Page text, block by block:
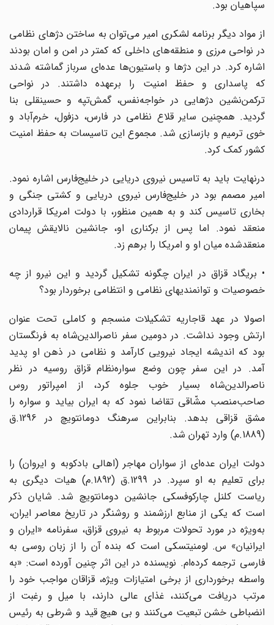
سپاهیان بود.
از مواد دیگر برنامه لشکری امیر می‌توان به ساختن دژهای نظامی
در نواحی مرزی و منطقه‌های داخلی که کمتر در امن و امان بودند
اشاره کرد. در این دژها و باستیون‌ها عده‌ای سرباز گماشته شدند
که پاسداری و حفظ امنیت را برعهده داشتند. در نواحی
ترکمن‌نشین دژهایی در خواجه‌نفس، گمش‌تپه و حسینقلی‌ بنا
گردید. همچنین سایر قلاع نظامی در فارس، دزفول، خرم‌آباد و
خوی ترمیم و بازسازی شد. مجموع این تاسیسات به حفظ امنیت
کشور کمک کرد.
درنهایت باید به تاسیس نیروی دریایی در خلیج‌فارس اشاره نمود.
امیر مصمم بود در خلیج‌فارس نیروی دریایی و کشتی جنگی و
بخاری تاسیس کند و به همین منظور، با دولت امریکا قراردادی
منعقد نمود. اما پس از برکناری او، جانشین نالایقش پیمان
منعقدشده میان او و امریکا را برهم زد.
• بریگاد قزاق در ایران چگونه تشکیل گردید و این نیرو از چه
خصوصیات و توانمندیهای نظامی و انتظامی برخوردار بود؟
اصولا در عهد قاجاریه تشکیلات منسجم و کاملی تحت عنوان
ارتش وجود نداشت. در دومین سفر ناصرالدین‌شاه به فرنگستان
بود که اندیشه ایجاد نیرویی کارآمد و نظامی در ذهن او پدید
آمد. در این سفر چون وضع سواره‌نظام قزاق روسیه در نظر
ناصرالدین‌شاه بسیار خوب جلوه کرد، از امپراتور روس
صاحب‌‌منصب مشّاقی تقاضا نمود که به ایران بیاید و سواره‌ را
مشق قزاقی بدهد. بنابراین سرهنگ دومانتویچ در 1296.ق
دولت ایران عده‌ای از سواران مهاجر (اهالی بادکوبه و ایروان) را
برای تعلیم به او سپرد. در 1299.ق (1892.م) هیات دیگری به
ریاست کلنل چارکوفسکی جانشین دومانتویچ شد. شایان ذکر
است که یکی از منابع ارزشمند و روشنگر در تاریخ معاصر ایران،
به‌ویژه در مورد تحولات مربوط به نیروی قزاق، سفرنامه «ایران و
ایرانیان» س. لومنیتسکی است که بنده آن را از زبان روسی به
فارسی ترجمه کرده‌ام. نویسنده در این اثر چنین آورده است: «به
واسطه برخورداری از برخی امتیازات ویژه، قزاقان مواجب خود را
مرتب دریافت می‌کنند، غذای عالی دارند، با میل و رغبت از
انضباطی خشن تبعیت می‌کنند و بی‌ هیچ قید و شرطی به رئیس